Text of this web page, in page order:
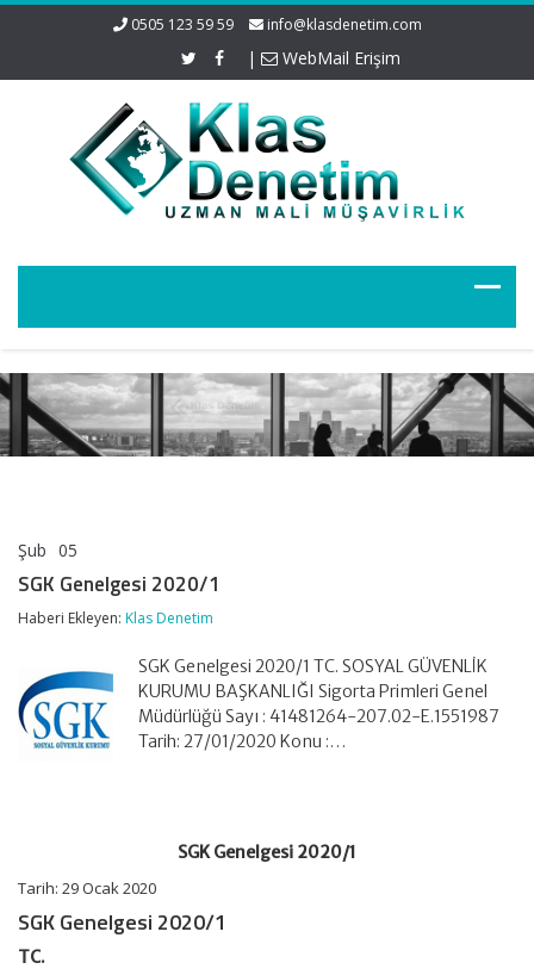
0505 123 59 59 info@klasdenetim.com
| WebMail Erişim
Şub 05
2020/1
için
SGK Genelgesi 2020/1
Haberi Ekleyen: Klas Denetim
SGK Genelgesi 2020/1 TC. SOSYAL GÜVENLİK
KURUMU BAŞKANLIĞI Sigorta Primleri Genel
Müdürlüğü Sayı : 41481264-207.02-E.1551987
Tarih: 27/01/2020 Konu :…
SGK Genelgesi 2020/1
Tarih: 29 Ocak 2020
SGK Genelgesi 2020/1
TC.